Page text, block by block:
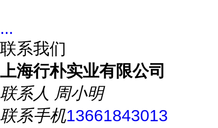
...
联系我们
上海行朴实业有限公司
联系人 周小明
联系手机13661843013